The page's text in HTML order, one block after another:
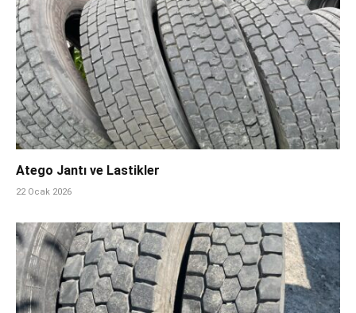
Atego Jantı ve Lastikler
22 Ocak 2026